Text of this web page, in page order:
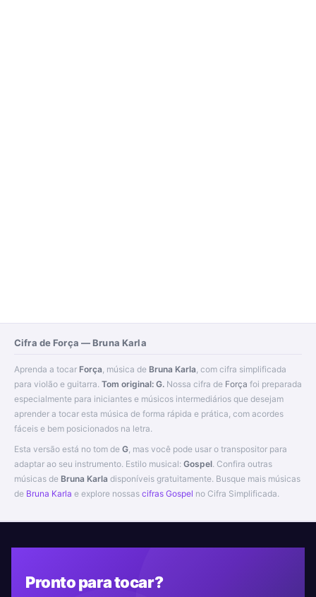
Cifra de Força — Bruna Karla
Aprenda a tocar Força , música de Bruna Karla , com cifra simplificada
para violão e guitarra. Tom original: G. Nossa cifra de Força foi preparada
especialmente para iniciantes e músicos intermediários que desejam
aprender a tocar esta música de forma rápida e prática, com acordes
fáceis e bem posicionados na letra.
Esta versão está no tom de G , mas você pode usar o transpositor para
adaptar ao seu instrumento. Estilo musical: Gospel. Confira outras
músicas de Bruna Karla disponíveis gratuitamente. Busque mais músicas
de Bruna Karla e explore nossas cifras Gospel no Cifra Simplificada.
Pronto para tocar?